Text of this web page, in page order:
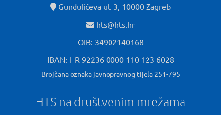
Gundulićeva ul. 3, 10000 Zagreb
hts@hts.hr
OIB: 34902140168
IBAN: HR 92236 0000 110 123 6028
Brojčana oznaka javnopravnog tijela 251-795
HTS na društvenim mrežama